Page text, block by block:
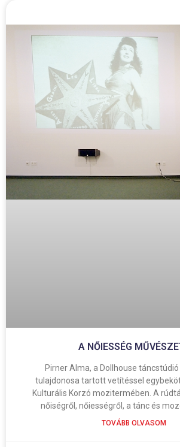
A NŐIESSÉG
Pirner Alma, a Dollhouse
tulajdonosa tartott vetítéssel
Kulturális Korzó mozitermében. A
nőiségről, nőiességről, a tánc és
TOVÁBB OLVASOM